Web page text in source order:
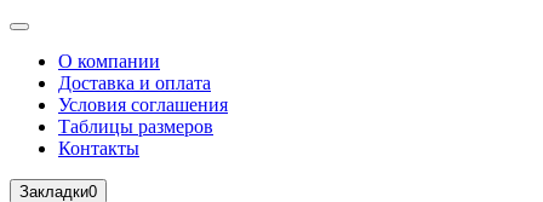
О компании
Доставка и оплата
Условия соглашения
Таблицы размеров
Контакты
Закладки0